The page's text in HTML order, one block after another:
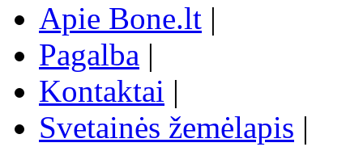
Apie Bone.lt |
Pagalba |
Kontaktai |
Svetainės žemėlapis |